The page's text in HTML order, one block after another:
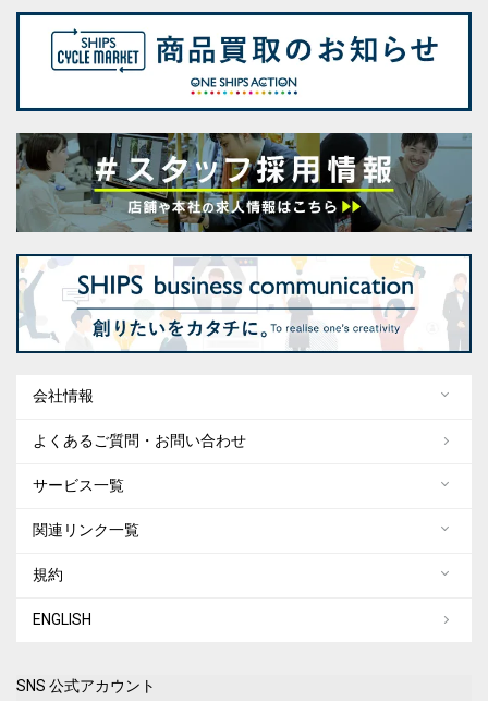
会社情報
よくあるご質問・お問い合わせ
サービス一覧
関連リンク一覧
規約
ENGLISH
SNS 公式アカウント